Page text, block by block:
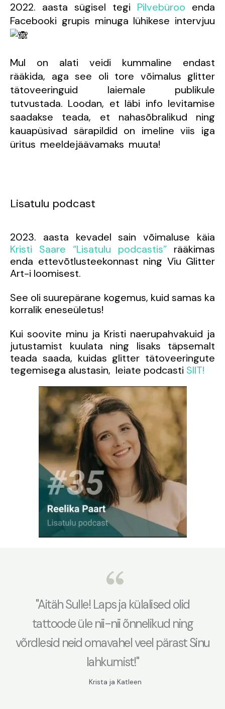
2022. aasta sügisel tegi Pilvebüroo enda
Facebooki grupis minuga lühikese intervjuu
Mul on alati veidi kummaline endast
rääkida, aga see oli tore võimalus glitter
tätoveeringuid laiemale publikule
tutvustada. Loodan, et läbi info levitamise
saadakse teada, et nahasõbralikud ning
kauapüsivad särapildid on imeline viis iga
üritus meeldejäävamaks muuta!
Lisatulu podcast
2023. aasta kevadel sain võimaluse käia
Kristi Saare “Lisatulu podcastis” rääkimas
enda ettevõtlusteekonnast ning Viu Glitter
Art-i loomisest.
See oli suurepärane kogemus, kuid samas ka
korralik eneseületus!
Kui soovite minu ja Kristi naerupahvakuid ja
jutustamist kuulata ning lisaks täpsemalt
teada saada, kuidas glitter tätoveeringute
tegemisega alustasin, leiate podcasti SIIT!
"Aitäh Sulle! Laps ja külalised olid
tattoode üle nii-nii õnnelikud ning
võrdlesid neid omavahel veel pärast Sinu
lahkumist!"
Krista ja Katleen